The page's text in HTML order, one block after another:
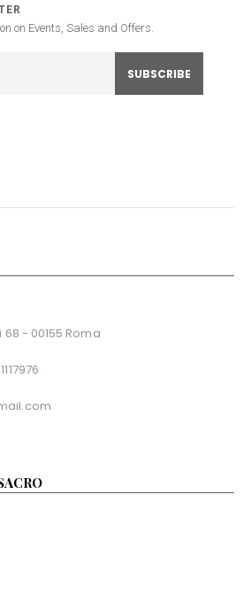
on Events, Sales and Offers.
- 00155 Roma